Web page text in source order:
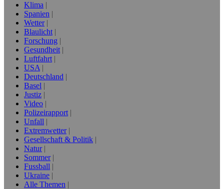
Klima
Spanien
Wetter
Blaulicht
Forschung
Gesundheit
Luftfahrt
USA
Deutschland
Basel
Justiz
Video
Polizeirapport
Unfall
Extremwetter
Gesellschaft & Politik
Natur
Sommer
Fussball
Ukraine
Alle Themen